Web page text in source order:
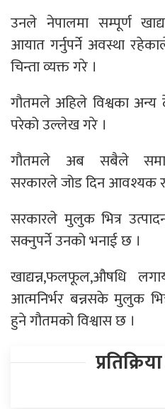
उनले नेपालमा सम्पूर्ण
आयात गर्नुपर्ने अवस्था
चिन्ता व्यक्त गरे ।
गौतमले अहिले विश्वका अन्य
परेको उल्लेख गरे ।
गौतमले अब सबैले
सरकारले जोड दिन आवश्यक
सरकारले मुलुक भित्र
सक्नुपर्ने उनको भनाई छ ।
खाद्यन्न,फलफूल,औषधि
आत्मनिर्भर बन्नसके मुलुक
हुने गौतमको विश्वास छ ।